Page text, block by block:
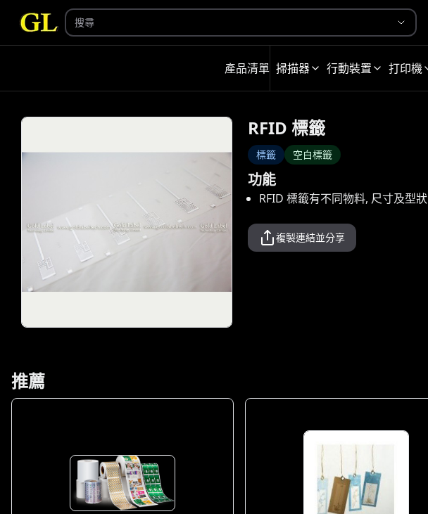
產品清單 掃描器 行動裝置 打印機
RFID 標籤
標籤 空白標籤
功能
RFID 標籤有不同物料, 尺寸及型狀
複製連結並分享
推薦